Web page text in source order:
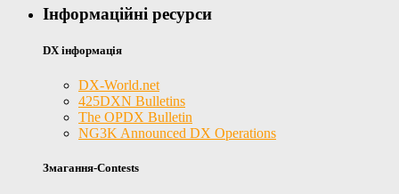
Інформаційні ресурси
DX інформація
DX-World.net
425DXN Bulletins
The OPDX Bulletin
NG3K Announced DX Operations
Змагання-Contests